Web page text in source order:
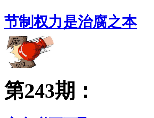
节制权力是治腐之本
第243期：